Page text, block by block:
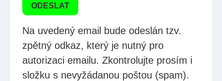
ODESLAT
Na uvedený email bude odeslán tzv.
zpětný odkaz, který je nutný pro
autorizaci emailu. Zkontrolujte prosím i
složku s nevyžádanou poštou (spam).